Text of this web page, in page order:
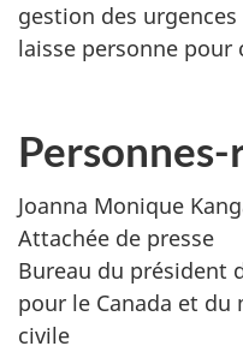
gestion des
laisse personne pour
Joanna Monique
Attachée de presse
Bureau du président
pour le Canada et
civile